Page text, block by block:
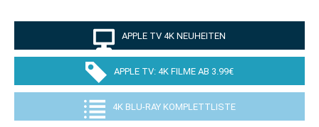
APPLE TV 4K NEUHEITEN
APPLE TV: 4K FILME AB 3.99€
4K BLU-RAY KOMPLETTLISTE